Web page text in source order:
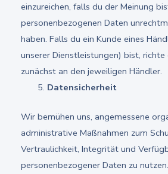
einzureichen, falls du der Meinung
personenbezogenen Daten
haben. Falls du ein Kunde eines
unserer Dienstleistungen) bist,
zunächst an den jeweiligen Händler.
Datensicherheit
Wir bemühen uns, angemessene
administrative Maßnahmen zum
Vertraulichkeit, Integrität und
personenbezogener Daten zu